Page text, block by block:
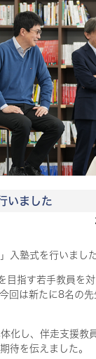
いました
入塾式を行いました
目指す若手教員を
回は新たに8名の
化し、伴走支援教
待を伝えました。